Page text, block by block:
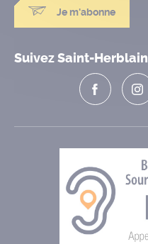
Je m'abonne
Suivez Saint-Herblain